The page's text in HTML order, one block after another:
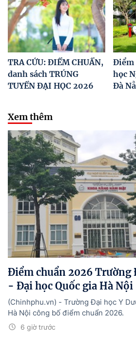
TRA CỨU: ĐIỂM CHUẨN,
danh sách TRÚNG
TUYỂN ĐẠI HỌC 2026
Điểm
học
Đà
Xem thêm
Điểm chuẩn 2026 Trường
- Đại học Quốc gia Hà Nội
6 giờ trước
(Chinhphu.vn) - Trường Đại học Y
Hà Nội công bố điểm chuẩn 2026.